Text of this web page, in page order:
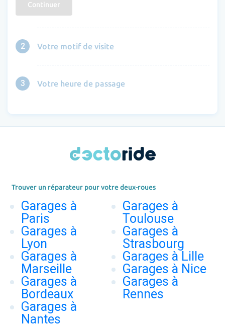
Continuer
2 Votre motif de visite
3 Votre heure de passage
Trouver un réparateur pour votre deux-roues
Garages à
Paris
Garages à
Lyon
Garages à
Marseille
Garages à
Bordeaux
Garages à
Nantes
Garages à
Toulouse
Garages à
Strasbourg
Garages à Lille
Garages à Nice
Garages à
Rennes